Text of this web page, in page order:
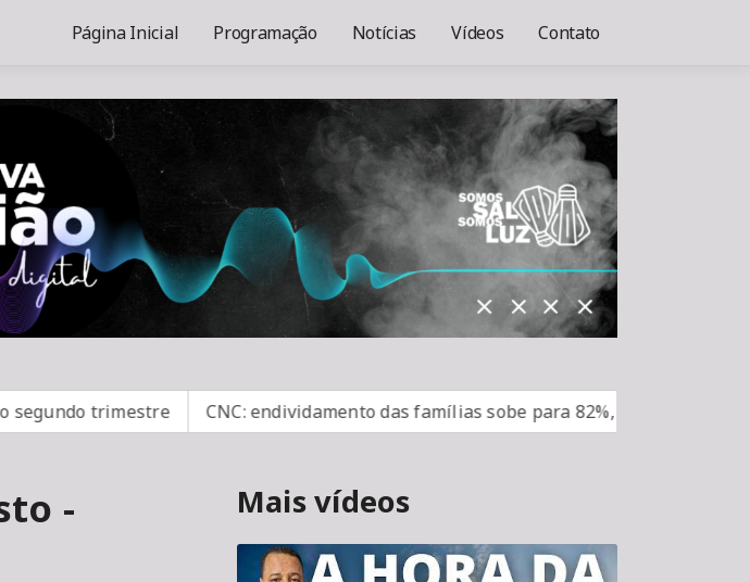
Página Inicial Programação Notícias Vídeos Contato
trimestre CNC: endividamento das famílias sobe para 82%, mas inadimplência
-
Mais vídeos